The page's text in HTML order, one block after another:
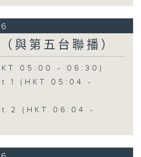
與第五台聯播）
05:00 - 06:30)
1 (HKT 05:04 -
2 (HKT 06:04 -